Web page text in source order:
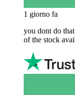
1 giorno fa
you dont do
of the stock